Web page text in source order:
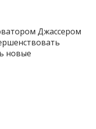
Джассером
новые